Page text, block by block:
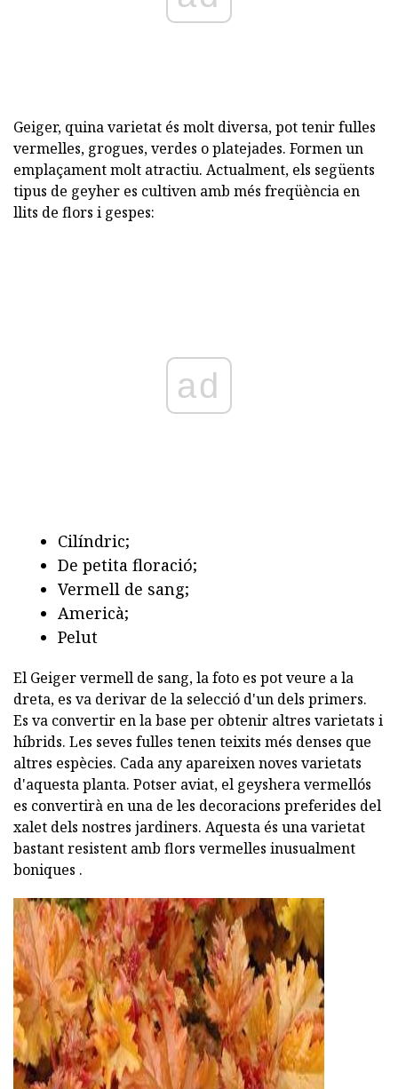
Geiger, quina varietat és molt diversa, pot tenir fulles
vermelles, grogues, verdes o platejades. Formen un
emplaçament molt atractiu. Actualment, els següents
tipus de geyher es cultiven amb més freqüència en
llits de flors i gespes:
ad
Cilíndric;
De petita floració;
Vermell de sang;
Americà;
Pelut
El Geiger vermell de sang, la foto es pot veure a la
dreta, es va derivar de la selecció d'un dels primers.
Es va convertir en la base per obtenir altres varietats i
híbrids. Les seves fulles tenen teixits més denses que
altres espècies. Cada any apareixen noves varietats
d'aquesta planta. Potser aviat, el geyshera vermellós
es convertirà en una de les decoracions preferides del
xalet dels nostres jardiners. Aquesta és una varietat
bastant resistent amb flors vermelles inusualment
boniques .